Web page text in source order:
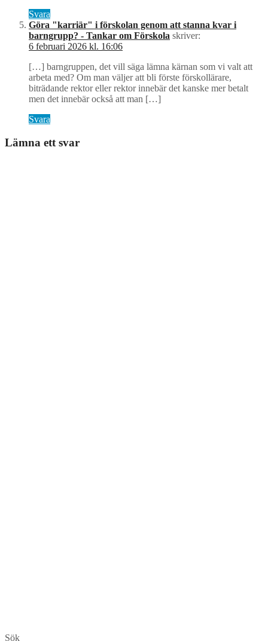
Svara
Göra "karriär" i förskolan genom att stanna kvar i
barngrupp? - Tankar om Förskola skriver:
6 februari 2026 kl. 16:06
[…] barngruppen, det vill säga lämna kärnan som vi valt att
arbeta med? Om man väljer att bli förste förskollärare,
biträdande rektor eller rektor innebär det kanske mer betalt
men det innebär också att man […]
Svara
Lämna ett svar
Sök